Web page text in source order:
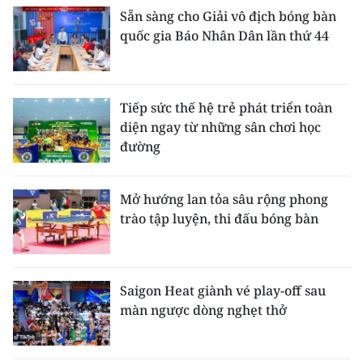
Sẵn sàng cho Giải vô địch bóng bàn
quốc gia Báo Nhân Dân lần thứ 44
Tiếp sức thế hệ trẻ phát triển toàn
diện ngay từ những sân chơi học
đường
Mở hướng lan tỏa sâu rộng phong
trào tập luyện, thi đấu bóng bàn
Saigon Heat giành vé play-off sau
màn ngược dòng nghẹt thở